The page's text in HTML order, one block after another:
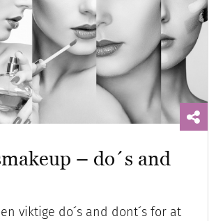
– do´s and
viktige do´s and dont´s for at